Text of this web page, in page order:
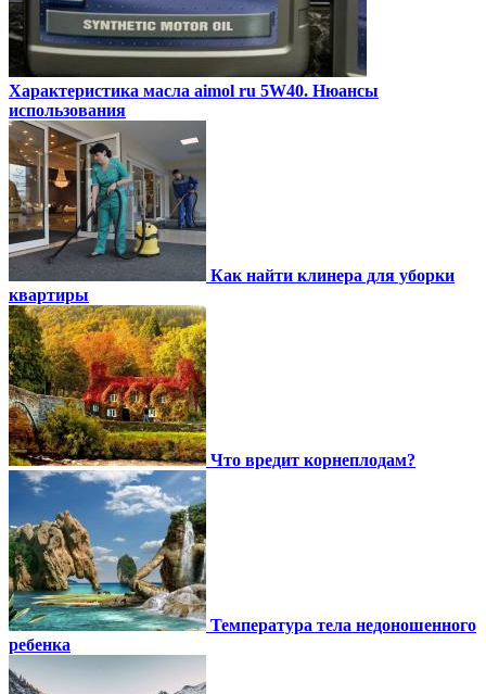
Характеристика масла aimol ru 5W40. Нюансы
использования
Как найти клинера для уборки
квартиры
Что вредит корнеплодам?
Температура тела недоношенного
ребенка